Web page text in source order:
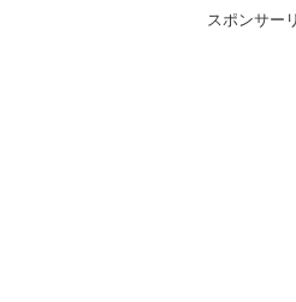
スポンサー